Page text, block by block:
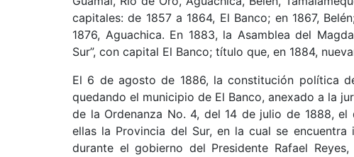
capitales: de 1857 a 1864, El Banco; en 1867,
1876, Aguachica. En 1883, la Asamblea del
Sur”, con capital El Banco; título que, en 1884,
El 6 de agosto de 1886, la constitución política
quedando el municipio de El Banco, anexado a la
de la Ordenanza No. 4, del 14 de julio de 1888,
ellas la Provincia del Sur, en la cual se
durante el gobierno del Presidente Rafael